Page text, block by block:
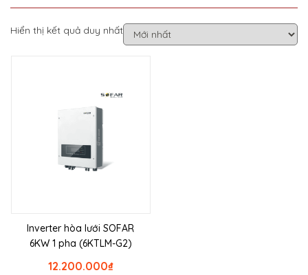
Hiển thị kết quả duy nhất
Inverter hòa lưới SOFAR
6KW 1 pha (6KTLM-G2)
₫
12.200.000